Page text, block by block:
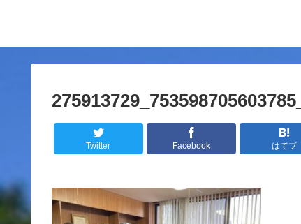
Twitter Facebook はてブ